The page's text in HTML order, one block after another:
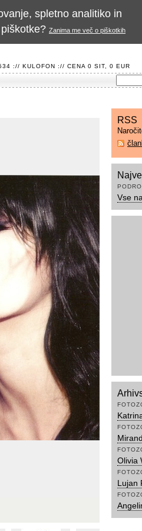
:// KULOFON :// CENA 0 SIT, 0 EUR
RSS
Vse
Olivia
Lujan
spletno analitiko in
Zanima me več o piškotkih